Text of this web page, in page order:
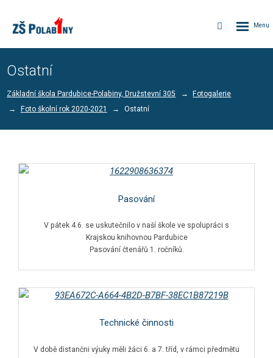
Vyhledávání
Ostatní
Základní škola Pardubice-Polabiny, Družstevní 305
Fotogalerie
Foto školní rok 2020-2021
Ostatní
Pasování
V pátek 4.6. se uskutečnilo v naší škole ve spolupráci s
Krajskou knihovnou Pardubice
Pasování čtenářů 1. ročníků.
Technické činnosti
V době distančni výuky měli žáci 6. a 7. tříd, v rámci předmětu